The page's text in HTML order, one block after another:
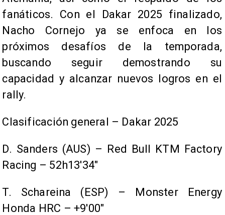
fanáticos. Con el Dakar 2025 finalizado,
Nacho Cornejo ya se enfoca en los
próximos desafíos de la temporada,
buscando seguir demostrando su
capacidad y alcanzar nuevos logros en el
rally.
Clasificación general – Dakar 2025
D. Sanders (AUS) – Red Bull KTM Factory
Racing – 52h13'34"
T. Schareina (ESP) – Monster Energy
Honda HRC – +9'00"